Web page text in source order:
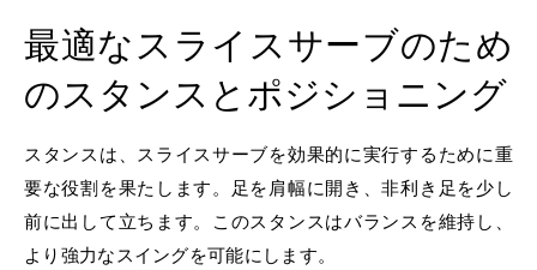
最適なスライスサーブのため
のスタンスとポジショニング
スタンスは、スライスサーブを効果的に実行するために重
要な役割を果たします。足を肩幅に開き、非利き足を少し
前に出して立ちます。このスタンスはバランスを維持し、
より強力なスイングを可能にします。